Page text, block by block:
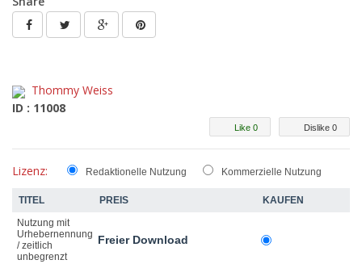
Thommy Weiss
ID : 11008
Dislike 0
Like 0
Lizenz: Redaktionelle Nutzung Kommerzielle Nutzung
TITEL PREIS
KAUFEN
Nutzung mit
Urhebernennung
/ zeitlich
unbegrenzt
Freier Download